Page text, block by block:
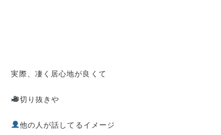
実際、凄く居心地が良くて
切り抜きや
他の人が話してるイメージ